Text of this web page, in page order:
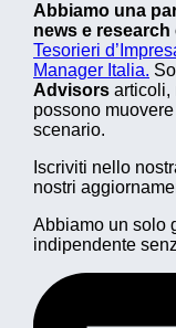
Abbiamo una
news e research
Tesorieri
Manager Italia.
Advisors articoli,
possono
scenario.
Iscriviti nello
nostri
Abbiamo un solo
indipendente